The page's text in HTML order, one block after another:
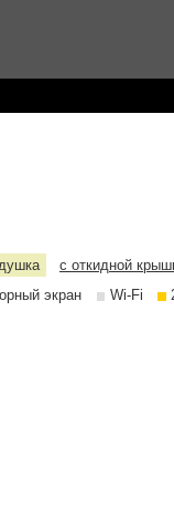
с откидной
экран Wi-Fi